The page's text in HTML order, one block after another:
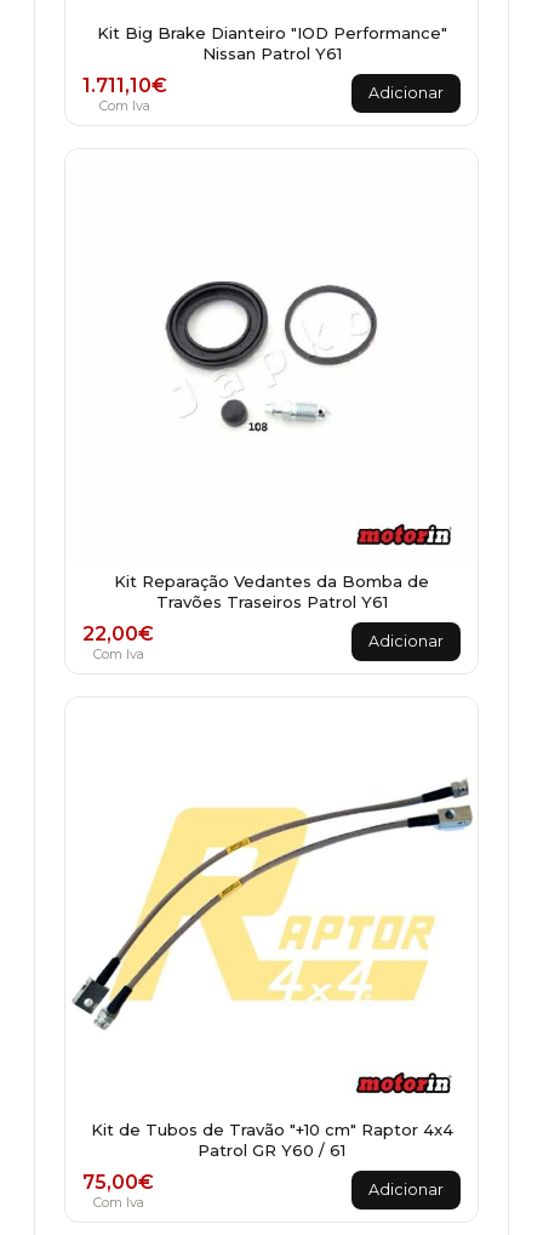
Kit Big Brake Dianteiro "IOD Performance"
Nissan Patrol Y61
1.711,10€
Com Iva
Adicionar
Kit Reparação Vedantes da Bomba de
Travões Traseiros Patrol Y61
22,00€
Com Iva
Adicionar
Kit de Tubos de Travão "+10 cm" Raptor 4x4
Patrol GR Y60 / 61
75,00€
Com Iva
Adicionar